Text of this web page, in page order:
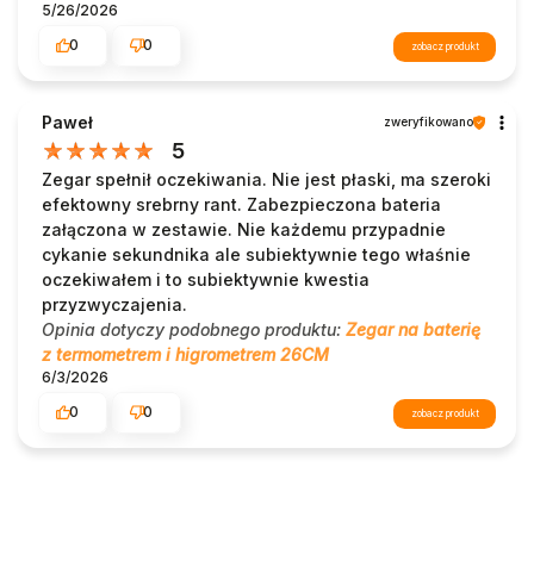
5/26/2026
0
0 zobacz produkt
Paweł zweryfikowano
5
Zegar spełnił oczekiwania. Nie jest płaski, ma szeroki
efektowny srebrny rant. Zabezpieczona bateria
załączona w zestawie. Nie każdemu przypadnie
cykanie sekundnika ale subiektywnie tego właśnie
oczekiwałem i to subiektywnie kwestia
przyzwyczajenia.
Opinia dotyczy podobnego produktu: Zegar na baterię
z termometrem i higrometrem 26CM
6/3/2026
0
0 zobacz produkt